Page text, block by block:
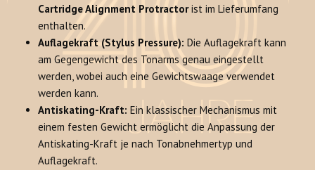
Cartridge Alignment Protractorist im Lieferumfang
enthalten.
Auflagekraft (Stylus Pressure): Die Auflagekraft kann
am Gegengewicht des Tonarms genau eingestellt
werden, wobei auch eine Gewichtswaage verwendet
werden kann.
Antiskating-Kraft: Ein klassischer Mechanismus mit
einem festen Gewicht ermöglicht die Anpassung der
Antiskating-Kraft je nach Tonabnehmertyp und
Auflagekraft.